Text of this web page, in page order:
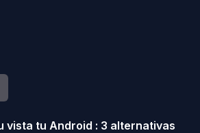
vista tu Android : 3 alternativas